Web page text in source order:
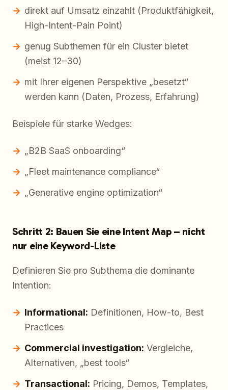
direkt auf Umsatz einzahlt (Produktfähigkeit,
High-Intent-Pain Point)
genug Subthemen für ein Cluster bietet
(meist 12–30)
mit Ihrer eigenen Perspektive „besetzt“
werden kann (Daten, Prozess, Erfahrung)
Beispiele für starke Wedges:
„B2B SaaS onboarding“
„Fleet maintenance compliance“
„Generative engine optimization“
Schritt 2: Bauen Sie eine Intent Map – nicht
nur eine Keyword-Liste
Definieren Sie pro Subthema die dominante
Intention:
Informational: Definitionen, How-to, Best
Practices
Commercial investigation: Vergleiche,
Alternativen, „best tools“
Transactional: Pricing, Demos, Templates,